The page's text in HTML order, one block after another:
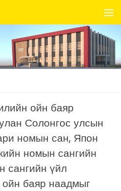
ойн баяр
Солонгос улсын
номын сан, Япон
номын сангийн
сангийн үйл
баяр наадмыг